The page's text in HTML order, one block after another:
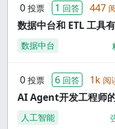
0 投票 1 回答 447
数据中台和 ETL 工具
数据中台
0 投票 6 回答 1k 阅
AI Agent开发工程师
人工智能